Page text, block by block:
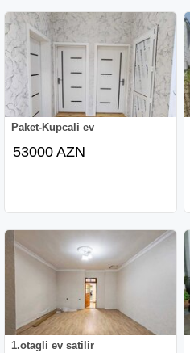
Paket-Kupcali ev
53000 AZN
1.otagli ev satilir